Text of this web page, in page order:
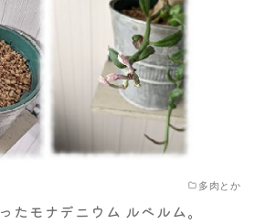
多肉とか
たモナデニウム ルベルム｡